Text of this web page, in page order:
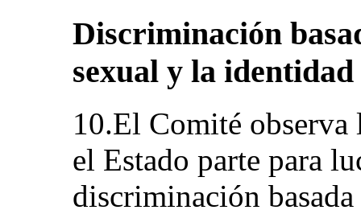
Discriminación
sexual y la identidad
10.El Comité observa
el Estado parte para
discriminación